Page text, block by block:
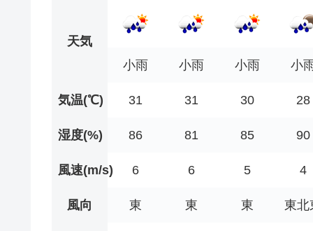
天気
小雨
小雨 小雨 小
気温(℃) 31 31 30 28
湿度(%) 86 81 85 90
風速(m/s) 6 6 5 4
風向 東 東 東 東北